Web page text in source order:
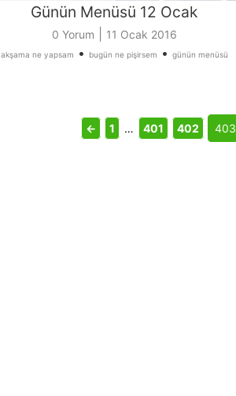
Günün Menüsü 12 Ocak
0 Yorum 11 Ocak 2016
akşama ne yapsam • bugün ne pişirsem • günün menüsü
← 1 … 401 402 403